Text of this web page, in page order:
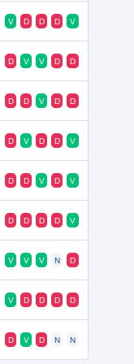
V D D D V
D V V D D
D D V D D
D V D D V
D D V D V
D D D D V
V V V N D
V D D D D
D V D N N